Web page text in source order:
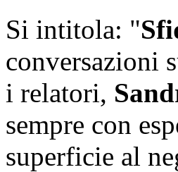
Si intitola: "
conversazioni
i relatori,
sempre con
superficie al